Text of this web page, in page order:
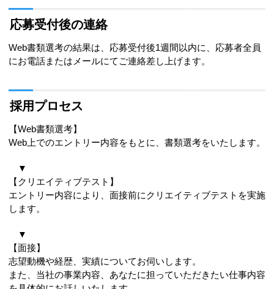
応募受付後の連絡
Web書類選考の結果は、応募受付後1週間以内に、応募者全員
にお電話またはメールにてご連絡差し上げます。
採用プロセス
【Web書類選考】
Web上でのエントリー内容をもとに、書類選考をいたします。
▼
【クリエイティブテスト】
エントリー内容により、面接前にクリエイティブテストを実施
します。
▼
【面接】
志望動機や経歴、実績についてお伺いします。
また、当社の事業内容、あなたに担っていただきたい仕事内容